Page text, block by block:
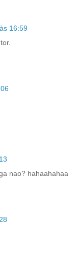
16:59
nao? hahaahahaa